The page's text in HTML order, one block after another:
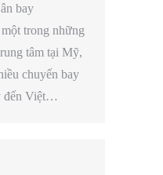
bay
trong những
tâm tại Mỹ,
chuyến bay
đến Việt…